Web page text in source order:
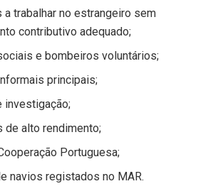
a trabalhar no estrangeiro sem
contributivo adequado;
e bombeiros voluntários;
principais;
investigação;
alto rendimento;
Portuguesa;
navios registados no MAR.